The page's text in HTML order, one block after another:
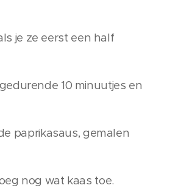
je ze eerst een half
10 minuutjes en
paprikasaus, gemalen
nog wat kaas toe.